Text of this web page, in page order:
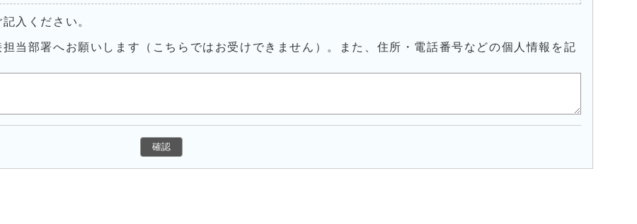
入ください。
当部署へお願いします（こちらではお受けできません）。また、住所・電話番号などの個人情報を記